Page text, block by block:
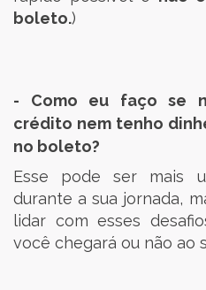
boleto.)
- Como eu faço se
crédito nem tenho
no boleto?
Esse pode ser mais
durante a sua jornada,
lidar com esses
você chegará ou não ao